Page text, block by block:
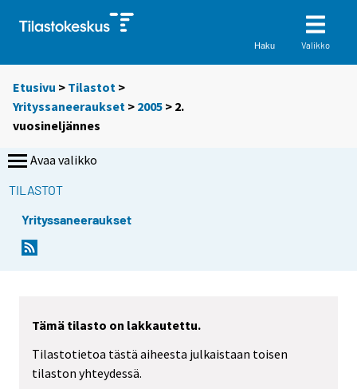
Haku Valikko
Etusivu > Tilastot >
Yrityssaneeraukset > 2005 > 2.
vuosineljännes
Avaa valikko
TILASTOT
Yrityssaneeraukset
Tämä tilasto on lakkautettu.
Tilastotietoa tästä aiheesta julkaistaan toisen
tilaston yhteydessä.